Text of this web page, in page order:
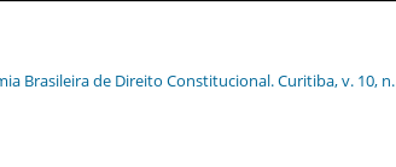
Brasileira de Direito Constitucional. Curitiba, v. 10, n.